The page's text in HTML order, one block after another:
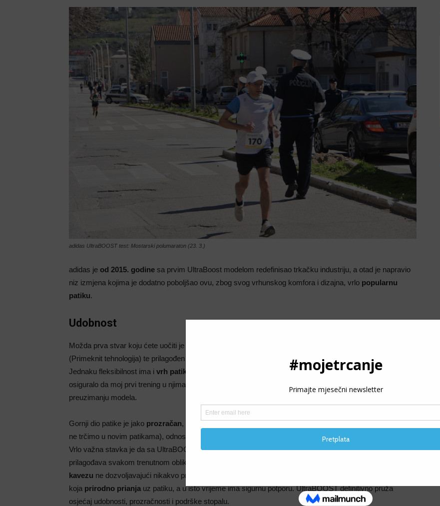
adidas UltraBOOST test: Mostarski polumaraton (23. 3.)
adidas je od 2015. godine sa prvim UltraBoost modelom redefinisao trkačku industriju, a otad je napravio
niz izmjena kojima je dodatno poboljšao ovu, zbog svog vrhunskog komfora i dizajna, vrlo popularnu
patiku.
Udobnost
Možda prva stvar koju ćete uočiti je neuobičajen,
(Primeknit tehnologija) te prilagođen različitim stopalima, ali i
promjenama
oblika stopala tokom trčanja.
Jednaku fleksibilnost ima i vrh patike
kako bi se ugodilo različitoj dužini prstiju trkača. Upravo to je
osiguralo da moj prvi trening u njima bude ugodan, i ojača samopouzdanje za nastupom na trci netom po
preuzimanju modela.
Gornji dio patike je jako prozračan, ne dozvoljava bilo kakvuiritaciju(ključni razlog zbog kojeg obično trke
ne trčimo u novim patikama), odnosno formiranje plikova koji mogu pokvariti kompletan trkački doživljaj.
Vrlo važna stavka je da sa UltraBOOST patikama možete bitibez brigepo tom pitanju. Gornjište se
prilagođava svakom trenutnom obliku stopala, a u isto vrijeme ga
kavezu ne dozvoljavajući nikakvo proklizavanje. Jednako je i sa pozadinom, odnosno Ahilovom tetivom
koja prirodno prianja uz patiku, a u isto vrijeme ima sigurnu potporu. UltraBOOST definitivno pruža
osjećaj udobnosti, prozračnosti i podrške stopalu.